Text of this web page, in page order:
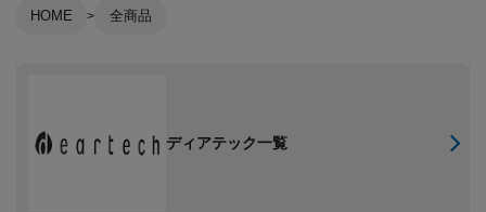
HOME 全商品
ディアテック一覧